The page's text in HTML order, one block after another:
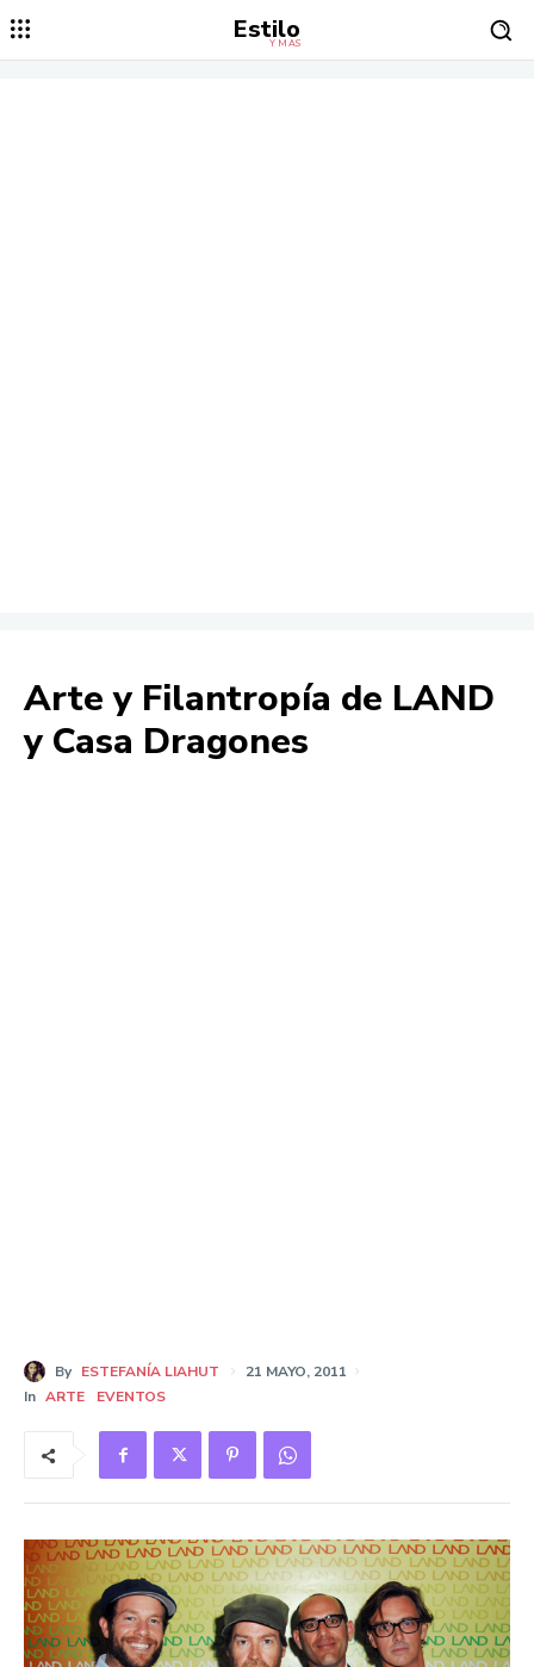
Estilo
Y MÁS
Arte y Filantropía de LAND
y Casa Dragones
By ESTEFANÍA LIAHUT
21 MAYO, 2011
In ARTE EVENTOS